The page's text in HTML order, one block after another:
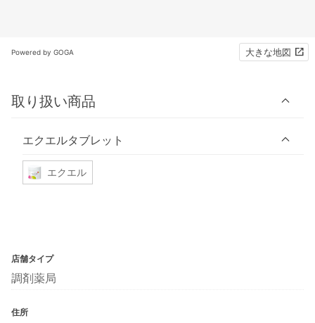
Powered by GOGA 大きな地図
取り扱い商品
エクエルタブレット
エクエル
店舗タイプ
調剤薬局
住所